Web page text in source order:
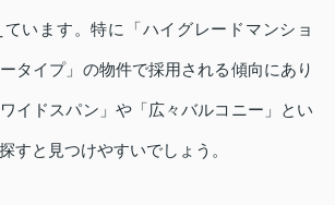
います。特に「ハイグレードマンショ
タイプ」の物件で採用される傾向にあり
イドスパン」や「広々バルコニー」とい
すと見つけやすいでしょう。